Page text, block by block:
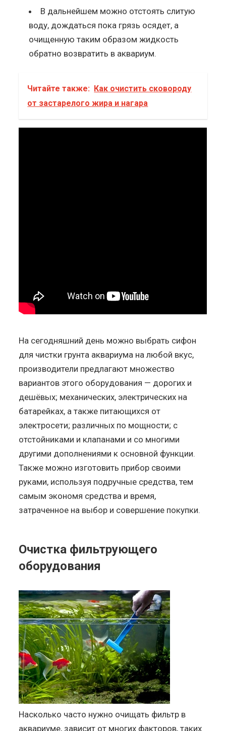
В дальнейшем можно отстоять слитую
воду, дождаться пока грязь осядет, а
очищенную таким образом жидкость
обратно возвратить в аквариум.
Читайте также: Как очистить сковороду
от застарелого жира и нагара
На сегодняшний день можно выбрать сифон
для чистки грунта аквариума на любой вкус,
производители предлагают множество
вариантов этого оборудования — дорогих и
дешёвых; механических, электрических на
батарейках, а также питающихся от
электросети; различных по мощности; с
отстойниками и клапанами и со многими
другими дополнениями к основной функции.
Также можно изготовить прибор своими
руками, используя подручные средства, тем
самым экономя средства и время,
затраченное на выбор и совершение покупки.
Очистка фильтрующего
оборудования
Насколько часто нужно очищать фильтр в
аквариуме, зависит от многих факторов, таких